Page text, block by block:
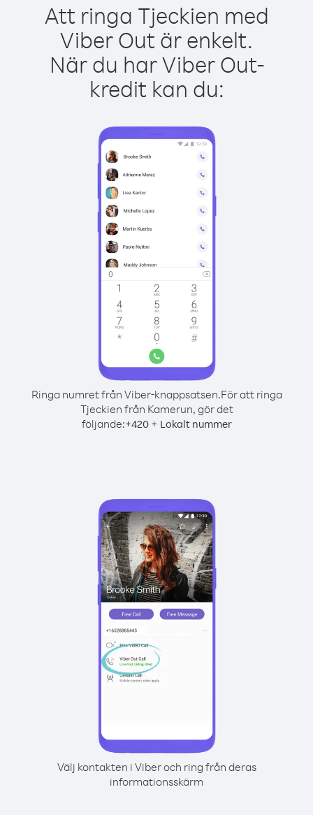
Att ringa Tjeckien med
Viber Out är enkelt.
När du har Viber Out-
kredit kan du:
Ringa numret från Viber-knappsatsen.För att ringa
Tjeckien från Kamerun, gör det
följande:+420+ Lokalt nummer
Välj kontakten i Viber och ring från deras
informationsskärm